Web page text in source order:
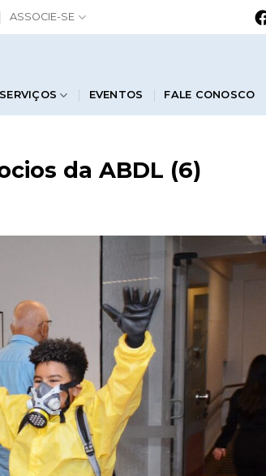
ASSOCIE-SE
SERVIÇOS EVENTOS FALE CONOSCO
da ABDL (6)